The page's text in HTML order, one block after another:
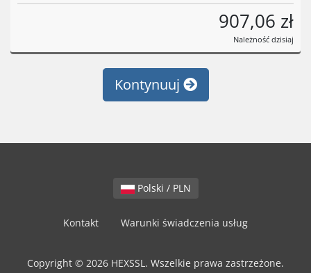
907,06 zł
Należność dzisiaj
Kontynuuj
Polski / PLN
Kontakt Warunki świadczenia usług
Copyright © 2026 HEXSSL. Wszelkie prawa zastrzeżone.